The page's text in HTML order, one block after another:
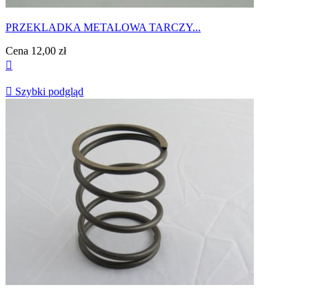
PRZEKLADKA METALOWA TARCZY...
Cena 12,00 zł

 Szybki podgląd